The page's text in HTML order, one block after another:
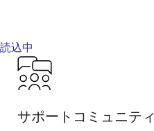
読込中
サポートコミュニティ